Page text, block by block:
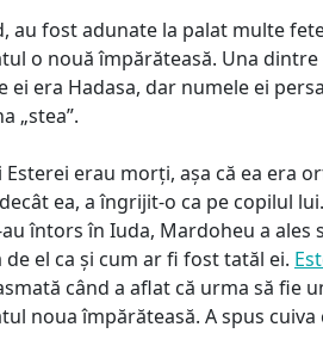
au fost adunate la palat multe
o nouă împărăteasă. Una
ei era Hadasa, dar numele ei
„stea”.
Esterei erau morți, așa că ea era
ea, a îngrijit-o ca pe copilul
întors în Iuda, Mardoheu a ales
de el ca și cum ar fi fost tatăl ei.
când a aflat că urma să fie
noua împărăteasă. A spus cuiva